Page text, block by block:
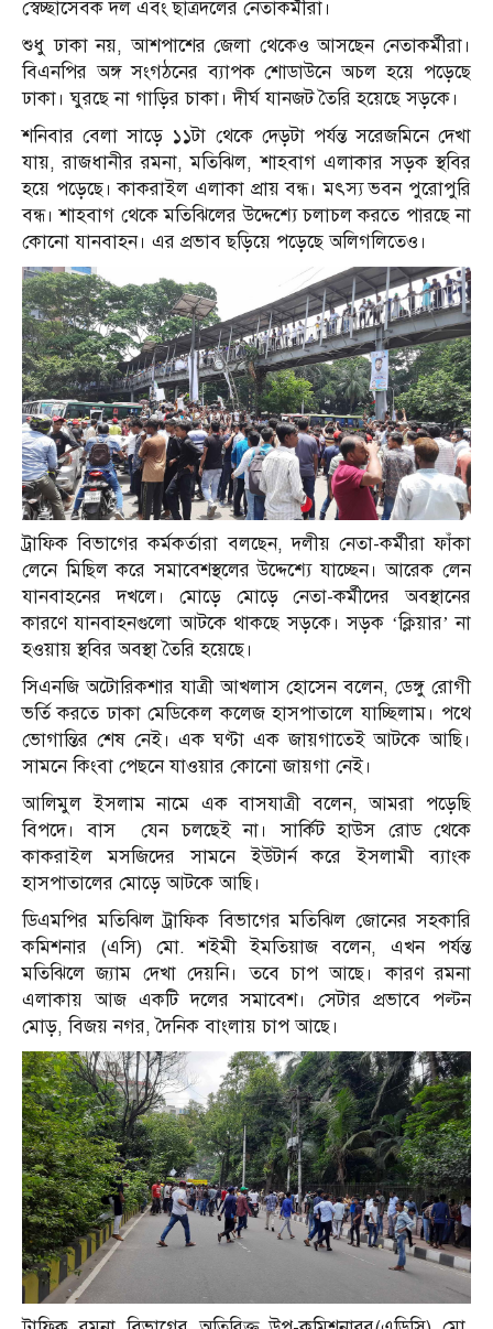
স্বেচ্ছাসেবক দল এবং ছাত্রদলের নেতাকর্মীরা।
শুধু ঢাকা নয়, আশপাশের জেলা থেকেও আসছেন নেতাকর্মীরা।
বিএনপির অঙ্গ সংগঠনের ব্যাপক শোডাউনে অচল হয়ে পড়েছে
ঢাকা। ঘুরছে না গাড়ির চাকা। দীর্ঘ যানজট তৈরি হয়েছে সড়কে।
শনিবার বেলা সাড়ে ১১টা থেকে দেড়টা পর্যন্ত সরেজমিনে দেখা
যায়, রাজধানীর রমনা, মতিঝিল, শাহবাগ এলাকার সড়ক স্থবির
হয়ে পড়েছে। কাকরাইল এলাকা প্রায় বন্ধ। মৎস্য ভবন পুরোপুরি
বন্ধ। শাহবাগ থেকে মতিঝিলের উদ্দেশ্যে চলাচল করতে পারছে না
কোনো যানবাহন। এর প্রভাব ছড়িয়ে পড়েছে অলিগলিতেও।
ট্রাফিক বিভাগের কর্মকর্তারা বলছেন, দলীয় নেতা-কর্মীরা ফাঁকা
লেনে মিছিল করে সমাবেশস্থলের উদ্দেশ্যে যাচ্ছেন। আরেক লেন
যানবাহনের দখলে। মোড়ে মোড়ে নেতা-কর্মীদের অবস্থানের
কারণে যানবাহনগুলো আটকে থাকছে সড়কে। সড়ক ‘ক্লিয়ার’ না
হওয়ায় স্থবির অবস্থা তৈরি হয়েছে।
সিএনজি অটোরিকশার যাত্রী আখলাস হোসেন বলেন, ডেঙ্গু রোগী
ভর্তি করতে ঢাকা মেডিকেল কলেজ হাসপাতালে যাচ্ছিলাম। পথে
ভোগান্তির শেষ নেই। এক ঘণ্টা এক জায়গাতেই আটকে আছি।
সামনে কিংবা পেছনে যাওয়ার কোনো জায়গা নেই।
আলিমুল ইসলাম নামে এক বাসযাত্রী বলেন, আমরা পড়েছি
বিপদে। বাস যেন চলছেই না। সার্কিট হাউস রোড থেকে
কাকরাইল মসজিদের সামনে ইউটার্ন করে ইসলামী ব্যাংক
হাসপাতালের মোড়ে আটকে আছি।
ডিএমপির মতিঝিল ট্রাফিক বিভাগের মতিঝিল জোনের সহকারি
কমিশনার (এসি) মো. শইমী ইমতিয়াজ বলেন, এখন পর্যন্ত
মতিঝিলে জ্যাম দেখা দেয়নি। তবে চাপ আছে। কারণ রমনা
এলাকায় আজ একটি দলের সমাবেশ। সেটার প্রভাবে পল্টন
মোড়, বিজয় নগর, দৈনিক বাংলায় চাপ আছে।